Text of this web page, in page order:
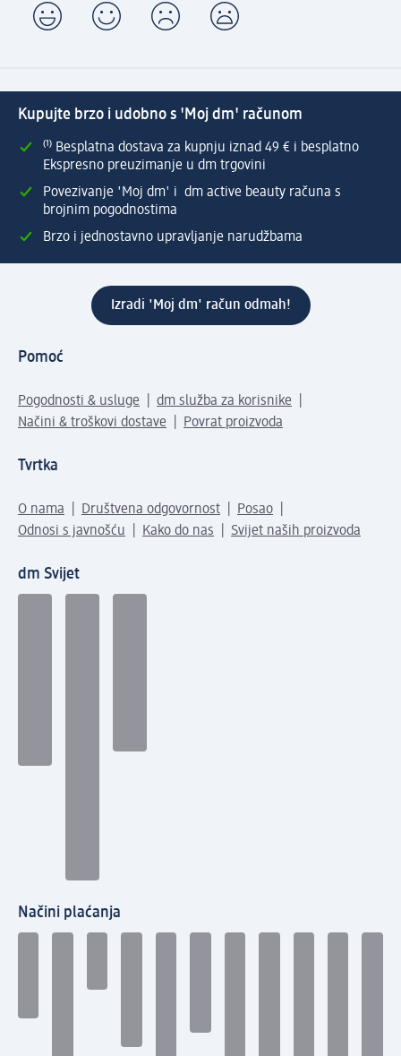
Kupujte brzo i udobno s 'Moj dm' računom
⁽¹⁾ Besplatna dostava za kupnju iznad 49 € i besplatno
Ekspresno preuzimanje u dm trgovini
Povezivanje 'Moj dm' i dm active beauty računa s
brojnim pogodnostima
Brzo i jednostavno upravljanje narudžbama
Izradi 'Moj dm' račun odmah!
Pomoć
Pogodnosti & usluge
dm služba za korisnike
Načini & troškovi dostave
Povrat proizvoda
Tvrtka
O nama Društvena odgovornost
Posao
Odnosi s javnošću
Kako do nas Svijet naših proizvoda
dm Svijet
Načini plaćanja